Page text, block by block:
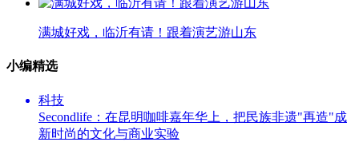
满城好戏，临沂有请！跟着演艺游山东
小编精选
科技
Secondlife：在昆明咖啡嘉年华上，把民族非遗"再造"成
新时尚的文化与商业实验